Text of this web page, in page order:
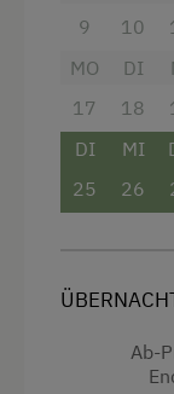
Garten
Telefon
Küche
9
10
MO
17
DI
18
DI
25
MI
26
Ab-